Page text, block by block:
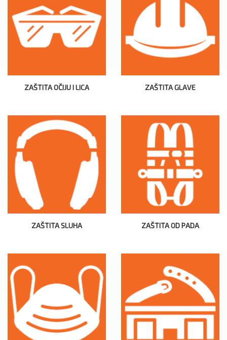
ZAŠTITA OČIJU I LICA ZAŠTITA GLAVE
ZAŠTITA SLUHA ZAŠTITA OD PADA